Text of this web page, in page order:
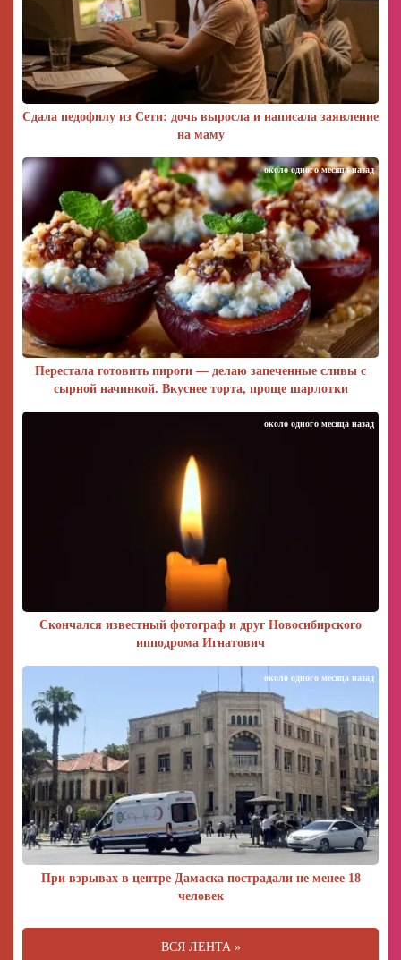
Сдала педофилу из Сети: дочь выросла и написала заявление
на маму
Перестала готовить пироги — делаю запеченные сливы с
сырной начинкой. Вкуснее торта, проще шарлотки
около одного месяца назад
Скончался известный фотограф и друг Новосибирского
ипподрома Игнатович
около одного месяца назад
При взрывах в центре Дамаска пострадали не менее 18
человек
около одного месяца назад
ВСЯ ЛЕНТА »